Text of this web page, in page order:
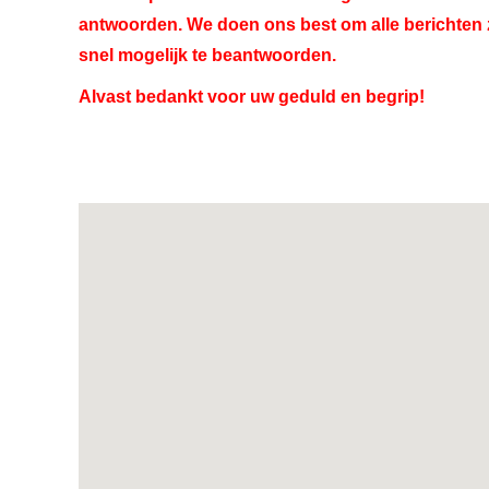
antwoorden. We doen ons best om alle berichten
snel mogelijk te beantwoorden.
Alvast bedankt voor uw geduld en begrip!